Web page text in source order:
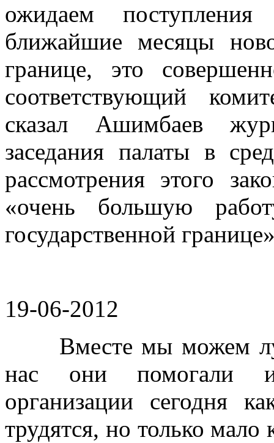
ожидаем
ближайшие месяцы
границе, это
соответствующий
сказал Ашимбаев
заседания палаты в
рассмотрения этого
«очень большую
государственной
19-06-2012
Вместе мы можем
нас они помогали и
организации сегодня
трудятся, но только мало